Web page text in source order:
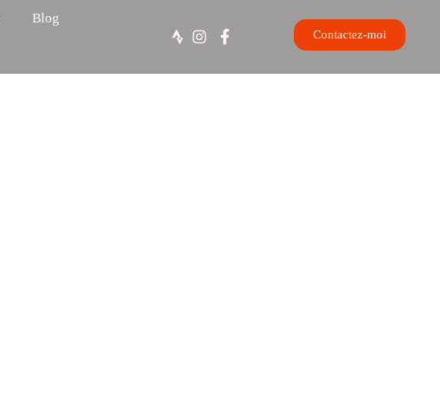
Blog
Contactez-moi